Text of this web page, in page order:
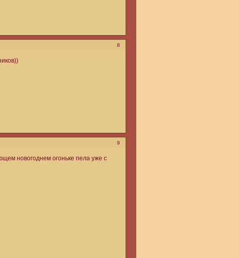
8
9
новогоднем огоньке пела уже с